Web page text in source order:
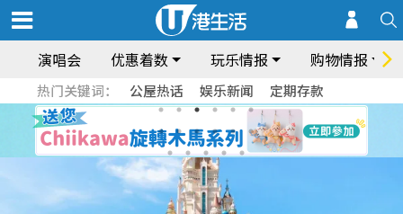
演唱会 优惠着数 玩乐情报 购物情报
热门关键词： 公屋热话 娱乐新闻 定期存款